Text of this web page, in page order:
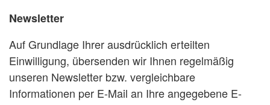
Newsletter
Auf Grundlage Ihrer ausdrücklich erteilten
Einwilligung, übersenden wir Ihnen regelmäßig
unseren Newsletter bzw. vergleichbare
Informationen per E-Mail an Ihre angegebene E-